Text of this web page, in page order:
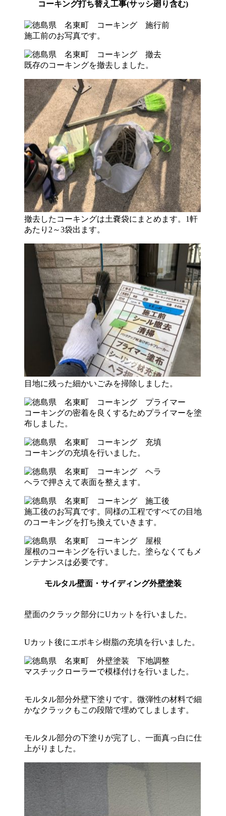
コーキング打ち替え工事(サッシ廻り含む)
施工前のお写真です。
既存のコーキングを撤去しました。
撤去したコーキングは土嚢袋にまとめます。1軒
あたり2～3袋出ます。
目地に残った細かいごみを掃除しました。
コーキングの密着を良くするためプライマーを塗
布しました。
コーキングの充填を行いました。
ヘラで押さえて表面を整えます。
施工後のお写真です。同様の工程ですべての目地
のコーキングを打ち換えていきます。
屋根のコーキングを行いました。塗らなくてもメ
ンテナンスは必要です。
モルタル壁面・サイディング外壁塗装
壁面のクラック部分にUカットを行いました。
Uカット後にエポキシ樹脂の充填を行いました。
マスチックローラーで模様付けを行いました。
モルタル部分外壁下塗りです。微弾性の材料で細
かなクラックもこの段階で埋めてしまします。
モルタル部分の下塗りが完了し、一面真っ白に仕
上がりました。